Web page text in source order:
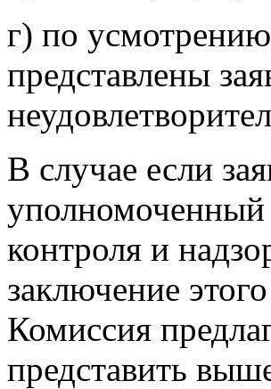
г) по
представлены
В случае если
уполномоченный
контроля и
заключение
Комиссия
представить